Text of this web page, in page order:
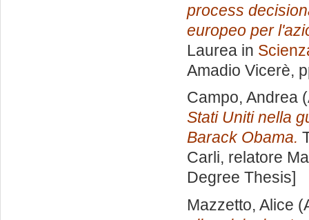
process
europeo per
Laurea in
Amadio Vicerè,
Campo, Andrea
Stati Uniti nella
Barack Obama.
Carli, relatore
Degree Thesis]
Mazzetto, Alice